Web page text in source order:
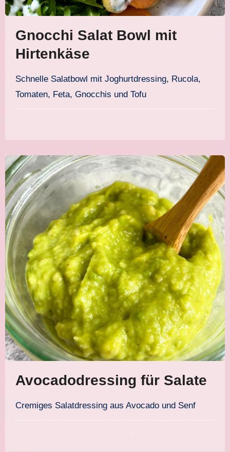
Gnocchi Salat Bowl mit
Hirtenkäse
Schnelle Salatbowl mit Joghurtdressing, Rucola,
Tomaten, Feta, Gnocchis und Tofu
Avocadodressing für Salate
Cremiges Salatdressing aus Avocado und Senf